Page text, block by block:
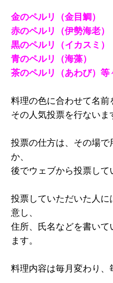
金のペルリ（金目鯛）
赤のペルリ（伊勢海老）
黒のペルリ（イカスミ）
青のペルリ（海藻）
茶のペルリ（あわび）等
料理の色に合わせて名前
その人気投票を行ないま
投票の仕方は、その場で
か、
後でウェブから投票して
投票していただいた人
意し、
住所、氏名などを書い
ます。
料理内容は毎月変わり、